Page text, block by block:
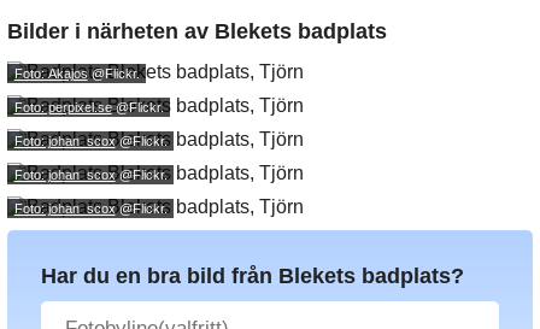
Bilder i närheten av Blekets badplats
Foto: Akajos@Flickr.
Foto: perpixel.se@Flickr.
Foto: johan_scox@Flickr.
Foto: johan_scox@Flickr.
Foto: johan_scox@Flickr.
Har du en bra bild från Blekets badplats?